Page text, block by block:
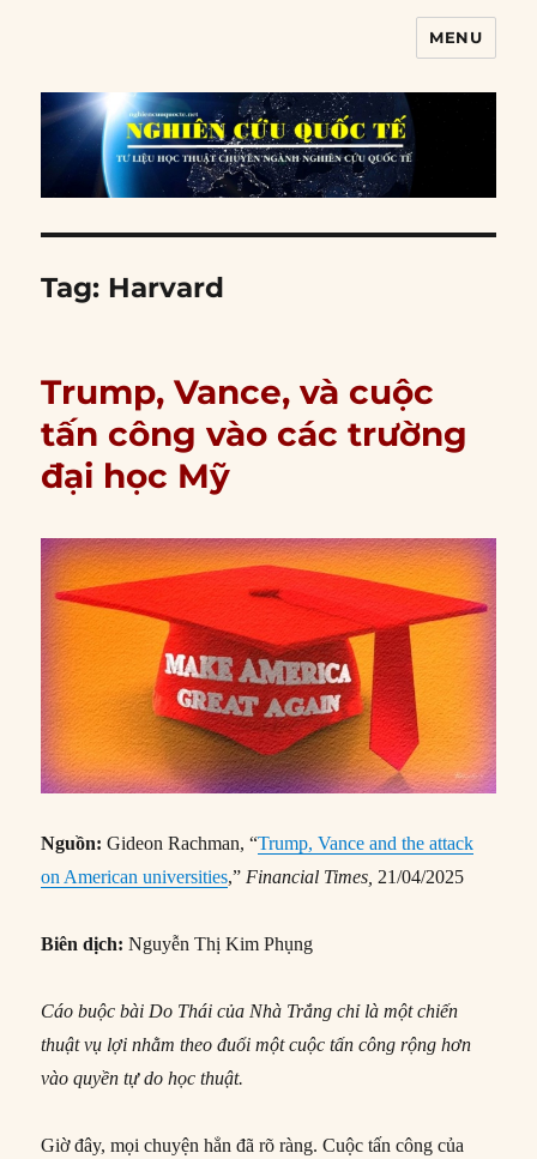
MENU
Tag: Harvard
Trump, Vance, và cuộc
tấn công vào các trường
đại học Mỹ
Nguồn: Gideon Rachman, “Trump, Vance and the attack
on American universities,” Financial Times, 21/04/2025
Biên dịch: Nguyễn Thị Kim Phụng
Cáo buộc bài Do Thái của Nhà Trắng chỉ là một chiến
thuật vụ lợi nhằm theo đuổi một cuộc tấn công rộng hơn
vào quyền tự do học thuật.
Giờ đây, mọi chuyện hẳn đã rõ ràng. Cuộc tấn công của